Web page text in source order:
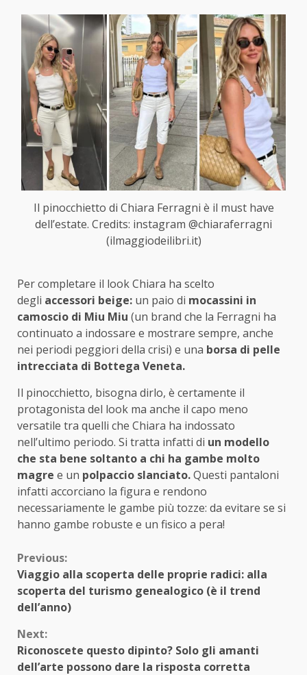
Il pinocchietto di Chiara Ferragni è il must have
dell’estate. Credits: instagram @chiaraferragni
(ilmaggiodeilibri.it)
Per completare il look Chiara ha scelto
degli accessori beige: un paio di mocassini in
camoscio di Miu Miu (un brand che la Ferragni ha
continuato a indossare e mostrare sempre, anche
nei periodi peggiori della crisi) e una borsa di pelle
intrecciata di Bottega Veneta.
Il pinocchietto, bisogna dirlo, è certamente il
protagonista del look ma anche il capo meno
versatile tra quelli che Chiara ha indossato
nell’ultimo periodo. Si tratta infatti di un modello
che sta bene soltanto a chi ha gambe molto
magre e un polpaccio slanciato.Questi pantaloni
infatti accorciano la figura e rendono
necessariamente le gambe più tozze: da evitare se si
hanno gambe robuste e un fisico a pera!
Continue
Reading
Previous:
Viaggio alla scoperta delle proprie radici: alla
scoperta del turismo genealogico (è il trend
dell’anno)
Next:
Riconoscete questo dipinto? Solo gli amanti
dell’arte possono dare la risposta corretta